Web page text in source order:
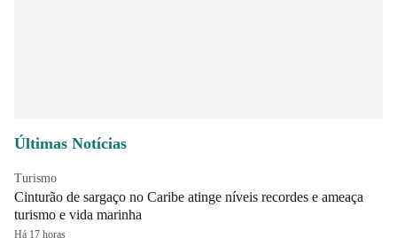
Últimas Notícias
Turismo
Cinturão de sargaço no Caribe atinge níveis recordes e ameaça
turismo e vida marinha
Há 17 horas